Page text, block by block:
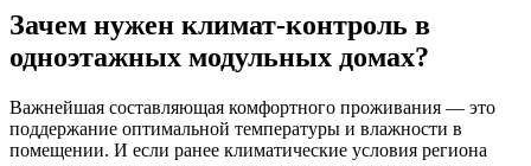
Зачем нужен климат-контроль в
одноэтажных модульных домах?
Важнейшая составляющая комфортного проживания — это
поддержание оптимальной температуры и влажности в
помещении. И если ранее климатические условия региона